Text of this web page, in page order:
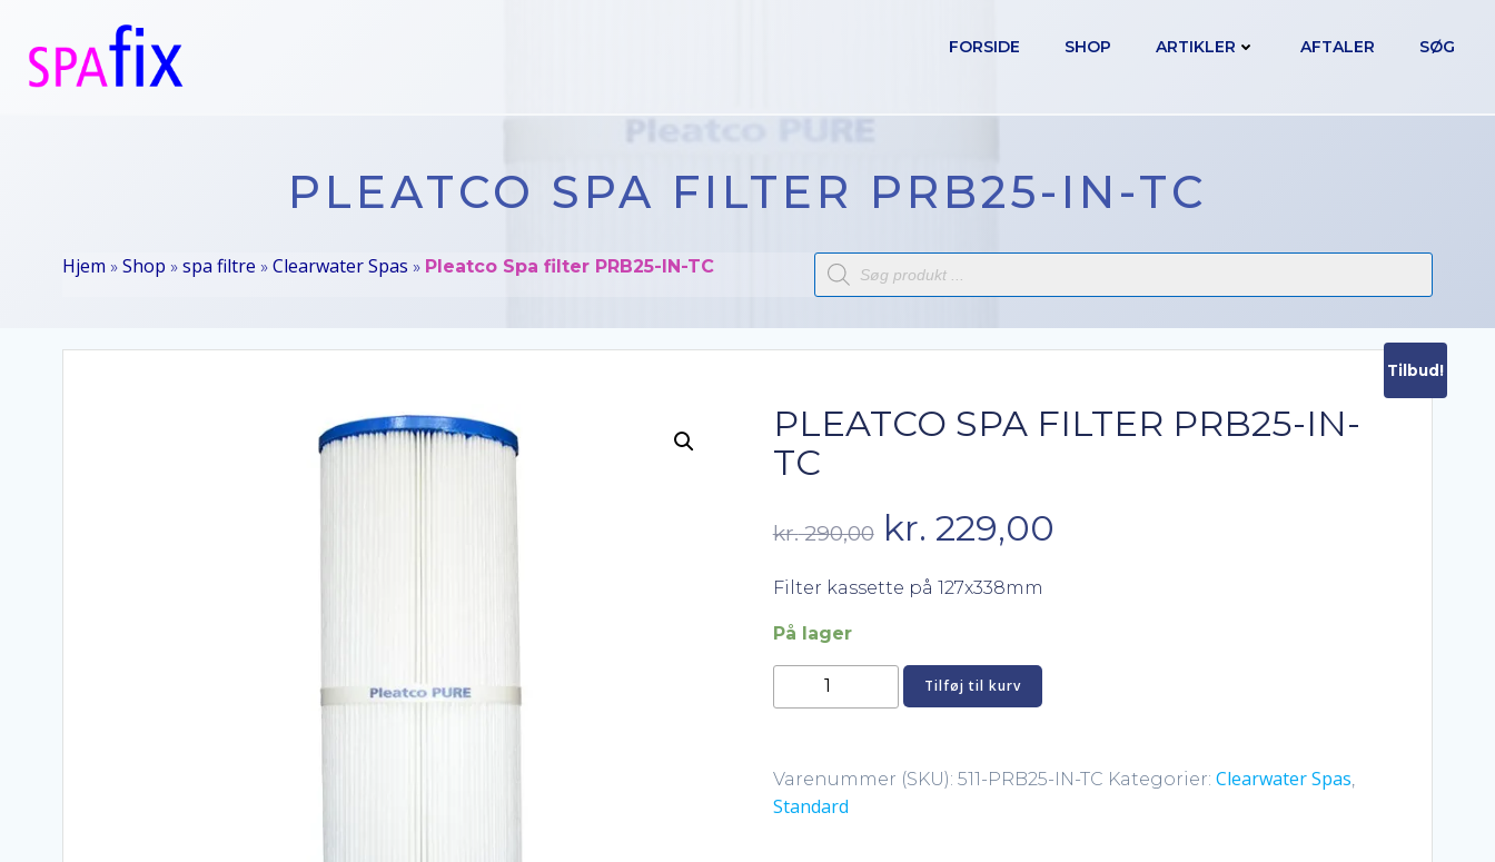
indhold
FORSIDE SHOP ARTIKLER AFTALER SØG
PLEATCO SPA FILTER PRB25-IN-TC
Hjem » Shop » spa filtre » Clearwater Spas » Pleatco Spa filter PRB25-IN-TC
Products
search
Tilbud!
PLEATCO SPA FILTER PRB25-IN-
TC
kr.290,00 Den
oprindelige
var:
kr. 229,00
Filter kassette på 127x338mm
På lager
Pleatco
Spa
IN-
TC
Tilføj til kurv
Varenummer (SKU): 511-PRB25-IN-TC Kategorier: Clearwater Spas
Standard